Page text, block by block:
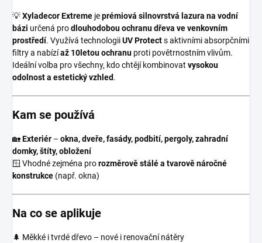
💡Xyladecor Extreme jeprémiová silnovrstvá lazura na vodní
bázi určená prodlouhodobou ochranu dřeva ve venkovním
prostředí. Využívá technologiiUV Protects aktivními absorpčními
filtry a nabízíaž 10letou ochranu proti povětrnostním vlivům.
Ideální volba pro všechny, kdo chtějí kombinovat vysokou
odolnost a estetický vzhled.
Kam se používá
🏡Exteriér – okna, dveře, fasády, podbití, pergoly, zahradní
domky, štíty, obložení
🪟 Vhodné zejména prorozměrově stálé a tvarově náročné
konstrukce (např. okna)
Na co se aplikuje
🌲 Měkké i tvrdé dřevo – nové i renovační nátěry